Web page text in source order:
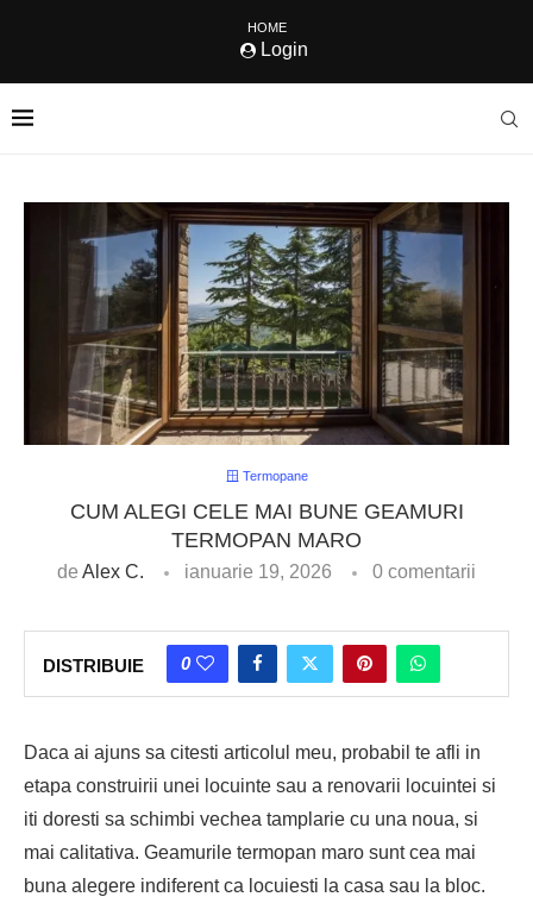
HOME
Login
🪟 Termopane
CUM ALEGI CELE MAI BUNE GEAMURI
TERMOPAN MARO
de Alex C. ianuarie 19, 2026 0 comentarii
DISTRIBUIE 0
Daca ai ajuns sa citesti articolul meu, probabil te afli in
etapa construirii unei locuinte sau a renovarii locuintei si
iti doresti sa schimbi vechea tamplarie cu una noua, si
mai calitativa. Geamurile termopan maro sunt cea mai
buna alegere indiferent ca locuiesti la casa sau la bloc.